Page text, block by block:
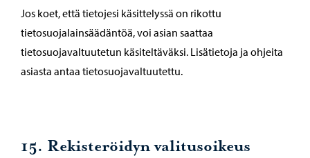
Jos koet, että tietojesi käsittelyssä on rikottu
tietosuojalainsäädäntöä, voi asian saattaa
tietosuojavaltuutetun käsiteltäväksi. Lisätietoja ja ohjeita
asiasta antaa tietosuojavaltuutettu.
15. Rekisteröidyn valitusoikeus